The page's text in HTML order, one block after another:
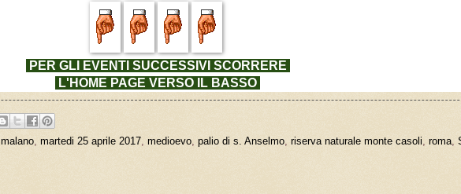
PER GLI EVENTI SUCCESSIVI SCORRERE
L'HOME PAGE VERSO IL BASSO
malano, martedi 25 aprile 2017, medioevo, palio di s. Anselmo, riserva naturale monte casoli, roma,